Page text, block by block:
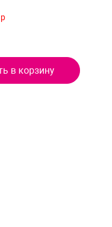
в корзину